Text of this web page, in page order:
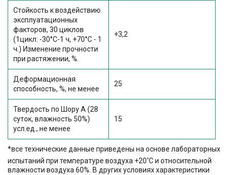
Стойкость к воздействию
эксплуатационных
факторов, 30 циклов
(1цикл: -30°C-1 ч, +70°C - 1
ч.) Изменение прочности
при растяжении, %.
+3,2
Деформационная
способность, %, не менее
25
Твердость по Шору А (28
суток, влажность 50%)
усл.ед., не менее
15
*все технические данные приведены на основе лабораторных
испытаний при температуре воздуха +20◦С и относительной
влажности воздуха 60%. В других условиях характеристики